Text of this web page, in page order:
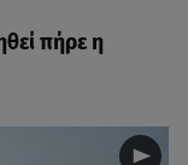
πήρε η